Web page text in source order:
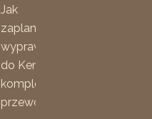
Jak
zaplanować
wyprawę
do Kenii:
kompletny
przewodnik